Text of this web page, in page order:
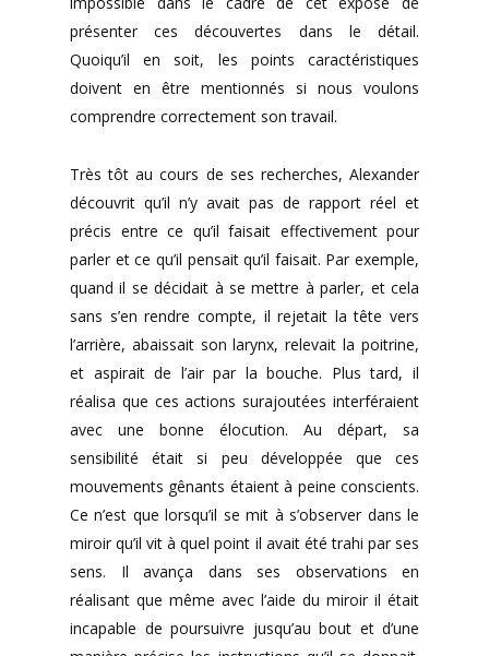
présenter ces découvertes dans le détail.
Quoiqu’il en soit, les points caractéristiques
doivent en être mentionnés si nous voulons
comprendre correctement son travail.
Très tôt au cours de ses recherches, Alexander
découvrit qu’il n’y avait pas de rapport réel et
précis entre ce qu’il faisait effectivement pour
parler et ce qu’il pensait qu’il faisait. Par exemple,
quand il se décidait à se mettre à parler, et cela
sans s’en rendre compte, il rejetait la tête vers
l’arrière, abaissait son larynx, relevait la poitrine,
et aspirait de l’air par la bouche. Plus tard, il
réalisa que ces actions surajoutées interféraient
avec une bonne élocution. Au départ, sa
sensibilité était si peu développée que ces
mouvements gênants étaient à peine conscients.
Ce n’est que lorsqu’il se mit à s’observer dans le
miroir qu’il vit à quel point il avait été trahi par ses
sens. Il avança dans ses observations en
réalisant que même avec l’aide du miroir il était
incapable de poursuivre jusqu’au bout et d’une